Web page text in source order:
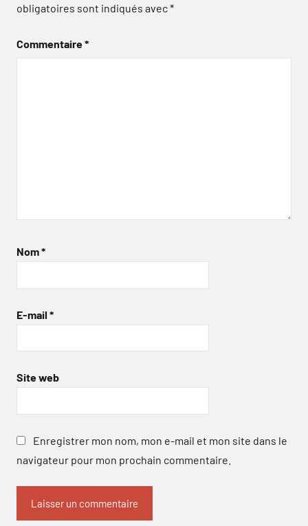
obligatoires sont indiqués avec*
Commentaire*
Nom*
E-mail *
Site web
Enregistrer mon nom, mon e-mail et mon site dans le
navigateur pour mon prochain commentaire.